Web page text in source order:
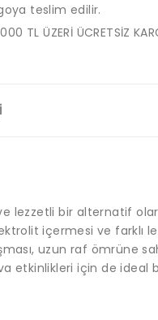
teslim edilir.
TL ÜZERİ ÜCRETSİZ
lezzetli bir alternatif
içermesi ve
uzun raf ömrüne
etkinlikleri için de ideal